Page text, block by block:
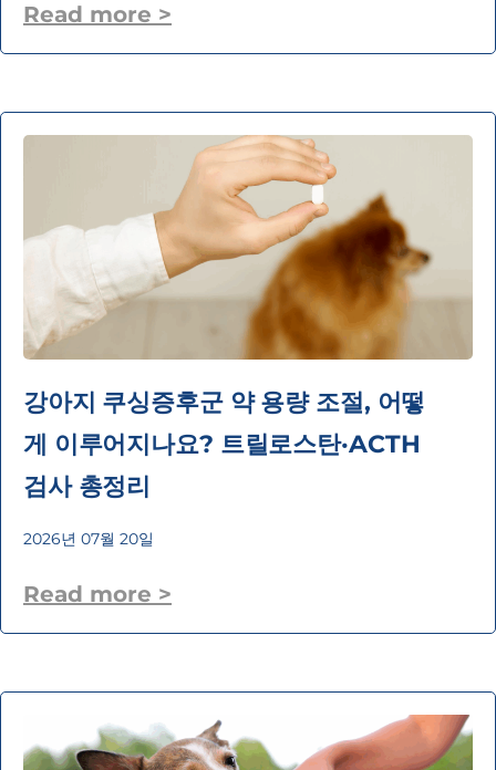
Read more >
강아지 쿠싱증후군 약 용량 조절, 어떻
게 이루어지나요? 트릴로스탄·ACTH
검사 총정리
2026년 07월 20일
Read more >